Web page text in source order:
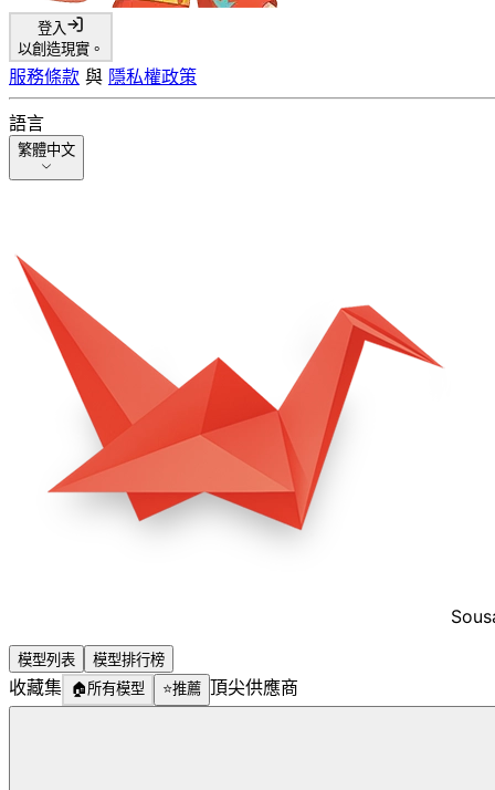
登入
以創造現實。
服務條款 與 隱私權政策
語言
繁體中文
模型列表 模型排行榜
收藏集 🏠所有模型 ⭐推薦 頂尖供應商